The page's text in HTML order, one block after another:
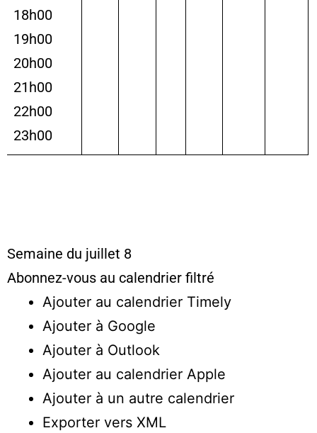
18h00
19h00
20h00
21h00
22h00
23h00
Semaine du juillet 8
Abonnez-vous au calendrier filtré
Ajouter au calendrier Timely
Ajouter à Google
Ajouter à Outlook
Ajouter au calendrier Apple
Ajouter à un autre calendrier
Exporter vers XML